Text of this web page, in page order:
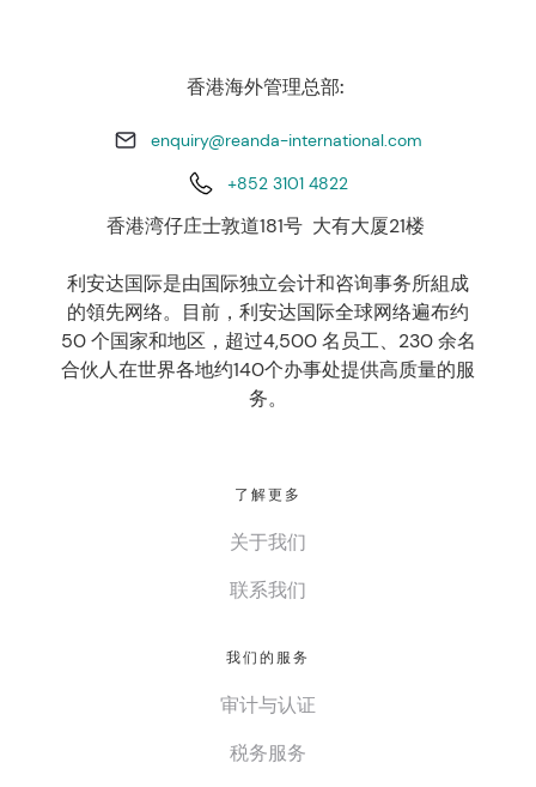
香港海外管理总部:
enquiry@reanda-international.com
+852 3101 4822
香港湾仔庄士敦道181号 大有大厦21楼
利安达国际是由国际独立会计和咨询事务所組成
的領先网络。目前，利安达国际全球网络遍布约
50 个国家和地区，超过4,500 名员工、230 余名
合伙人在世界各地约140个办事处提供高质量的服
务。
了解更多
关于我们
联系我们
我们的服务
审计与认证
税务服务